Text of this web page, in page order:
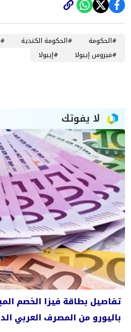
#الحكومة #الحكومة الكندية #
#فيروس إيبولا #إيبولا
لا يفوتك
باليورو من المصرف العربي الدولي